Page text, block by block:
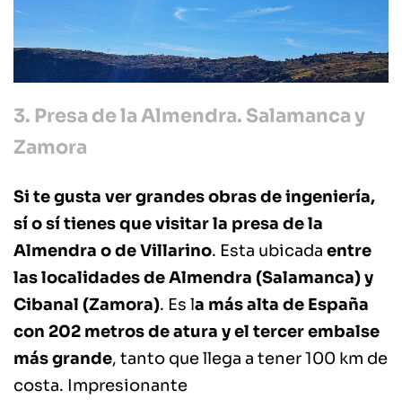
3. Presa de la Almendra. Salamanca y
Zamora
Si te gusta ver grandes obras de ingeniería,
sí o sí tienes que visitar la presa de la
Almendra o de Villarino. Esta ubicada entre
las localidades de Almendra (Salamanca) y
Cibanal (Zamora). Es la más alta de España
con 202 metros de atura y el tercer embalse
más grande, tanto que llega a tener 100 km de
costa. Impresionante